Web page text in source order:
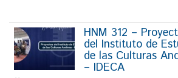
HNM 312 –
del Instituto de
de las Culturas
– IDECA